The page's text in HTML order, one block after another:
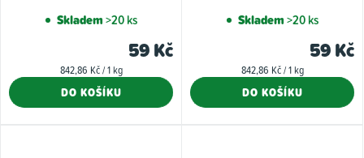
Skladem>20 ks
59 Kč
Měrná
842,86 Kč / 1 kg
DO KOŠÍKU
Skladem>20 ks
59 Kč
Měrná
842,86 Kč / 1 kg
DO KOŠÍKU